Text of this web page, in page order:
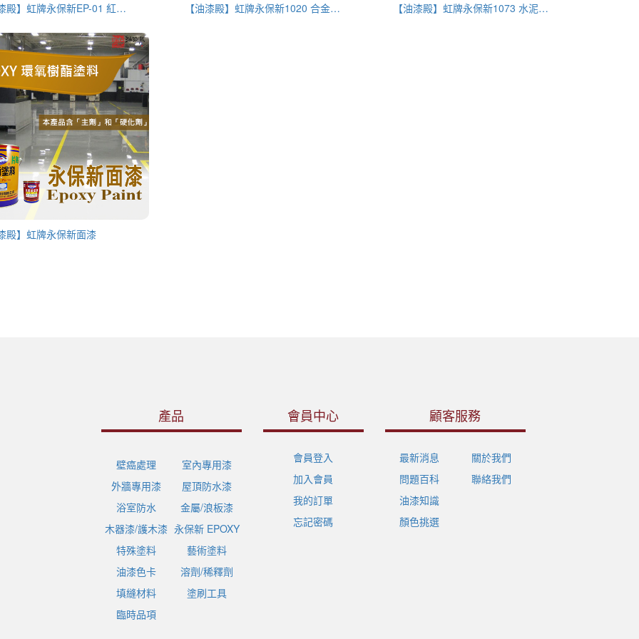
【油漆殿】虹牌永保新EP-01 紅丹底漆 【油漆殿】虹牌永保新1020 合金底漆 【油漆殿】虹牌永保新1073 水泥底漆
殿】虹牌永保新面漆
產品
壁癌處理
室內專用漆
外牆專用漆
屋頂防水漆
浴室防水
金屬/浪板漆
木器漆/護木漆 永保新 EPOXY
特殊塗料
藝術塗料
油漆色卡
溶劑/稀釋劑
填縫材料
塗刷工具
臨時品項
會員中心
會員登入
加入會員
我的訂單
忘記密碼
顧客服務
最新消息
問題百科
油漆知識
顏色挑選
關於我們
聯絡我們